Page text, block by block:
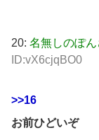
20: 名無しのぽん
ID:vX6cjqBO0
>>16
お前ひどいぞ